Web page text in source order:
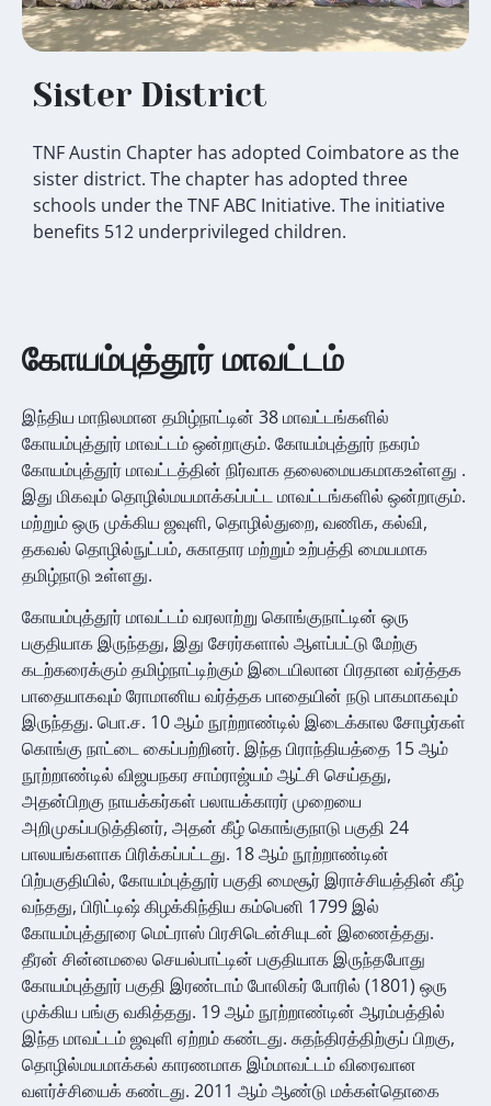
Sister District
TNF Austin Chapter has adopted Coimbatore as the
sister district. The chapter has adopted three
schools under the TNF ABC Initiative. The initiative
benefits 512 underprivileged children.
கோயம்புத்தூர் மாவட்டம்
இந்திய மாநிலமான தமிழ்நாட்டின் 38 மாவட்டங்களில்
கோயம்புத்தூர் மாவட்டம் ஒன்றாகும். கோயம்புத்தூர் நகரம்
கோயம்புத்தூர் மாவட்டத்தின் நிர்வாக தலைமையகமாகஉள்ளது .
இது மிகவும் தொழில்மயமாக்கப்பட்ட மாவட்டங்களில் ஒன்றாகும்.
மற்றும் ஒரு முக்கிய ஜவுளி, தொழில்துறை, வணிக, கல்வி,
தகவல் தொழில்நுட்பம், சுகாதார மற்றும் உற்பத்தி மையமாக
தமிழ்நாடு உள்ளது.
கோயம்புத்தூர் மாவட்டம் வரலாற்று கொங்குநாட்டின் ஒரு
பகுதியாக இருந்தது, இது சேரர்களால் ஆளப்பட்டு மேற்கு
கடற்கரைக்கும் தமிழ்நாட்டிற்கும் இடையிலான பிரதான வர்த்தக
பாதையாகவும் ரோமானிய வர்த்தக பாதையின் நடு பாகமாகவும்
இருந்தது. பொ.ச. 10 ஆம் நூற்றாண்டில் இடைக்கால சோழர்கள்
கொங்கு நாட்டை கைப்பற்றினர். இந்த பிராந்தியத்தை 15 ஆம்
நூற்றாண்டில் விஜயநகர சாம்ராஜ்யம் ஆட்சி செய்தது,
அதன்பிறகு நாயக்கர்கள் பலாயக்காரர் முறையை
அறிமுகப்படுத்தினர், அதன் கீழ் கொங்குநாடு பகுதி 24
பாலயங்களாக பிரிக்கப்பட்டது. 18 ஆம் நூற்றாண்டின்
பிற்பகுதியில், கோயம்புத்தூர் பகுதி மைசூர் இராச்சியத்தின் கீழ்
வந்தது, பிரிட்டிஷ் கிழக்கிந்திய கம்பெனி 1799 இல்
கோயம்புத்தூரை மெட்ராஸ் பிரசிடென்சியுடன் இணைத்தது.
தீரன் சின்னமலை செயல்பாட்டின் பகுதியாக இருந்தபோது
கோயம்புத்தூர் பகுதி இரண்டாம் போலிகர் போரில் (1801) ஒரு
முக்கிய பங்கு வகித்தது. 19 ஆம் நூற்றாண்டின் ஆரம்பத்தில்
இந்த மாவட்டம் ஜவுளி ஏற்றம் கண்டது. சுதந்திரத்திற்குப் பிறகு,
தொழில்மயமாக்கல் காரணமாக இம்மாவட்டம் விரைவான
வளர்ச்சியைக் கண்டது. 2011 ஆம் ஆண்டு மக்கள்தொகை